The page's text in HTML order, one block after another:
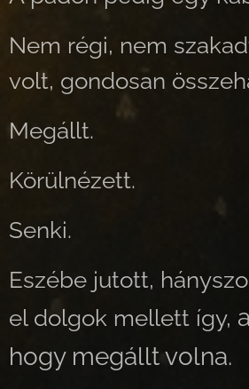
Nem régi, nem
volt, gondosan
Megállt.
Körülnézett.
Senki.
Eszébe jutott,
el dolgok mellett így,
hogy megállt volna.